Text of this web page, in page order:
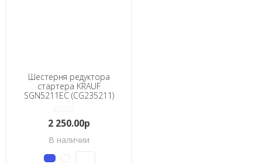
Шестерня редуктора
стартера KRAUF
SGN5211EC (CG235211)
2 250.00р
В наличии